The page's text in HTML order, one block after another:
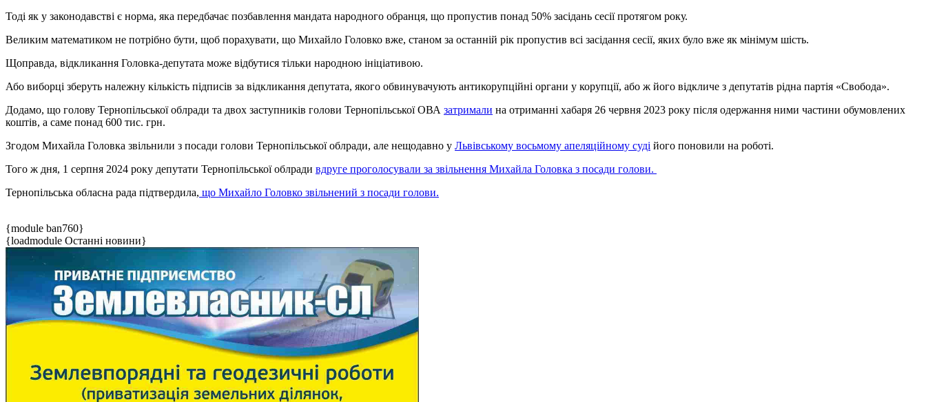
Тоді як у законодавстві є норма, яка передбачає позбавлення мандата народного обранця, що пропустив понад 50% засідань сесії протягом року.
Великим математиком не потрібно бути, щоб порахувати, що Михайло Головко вже, станом за останній рік пропустив всі засідання сесії, яких було вже як мінімум шість.
Щоправда, відкликання Головка-депутата може відбутися тільки народною ініціативою.
Або виборці зберуть належну кількість підписів за відкликання депутата, якого обвинувачують антикорупційні органи у корупції, або ж його відкличе з депутатів рідна партія «Свобода».
Додамо, що голову Тернопільської облради та двох заступників голови Тернопільської ОВА затримали на отриманні хабаря 26 червня 2023 року після одержання ними частини обумовлених
коштів, а саме понад 600 тис. грн.
Згодом Михайла Головка звільнили з посади голови Тернопільської облради, але нещодавно у Львівському восьмому апеляційному суді його поновили на роботі.
Того ж дня, 1 серпня 2024 року депутати Тернопільської облради вдруге проголосували за звільнення Михайла Головка з посади голови.
Тернопільська обласна рада підтвердила, що Михайло Головко звільнений з посади голови.
{module ban760}
{loadmodule Останні новини}